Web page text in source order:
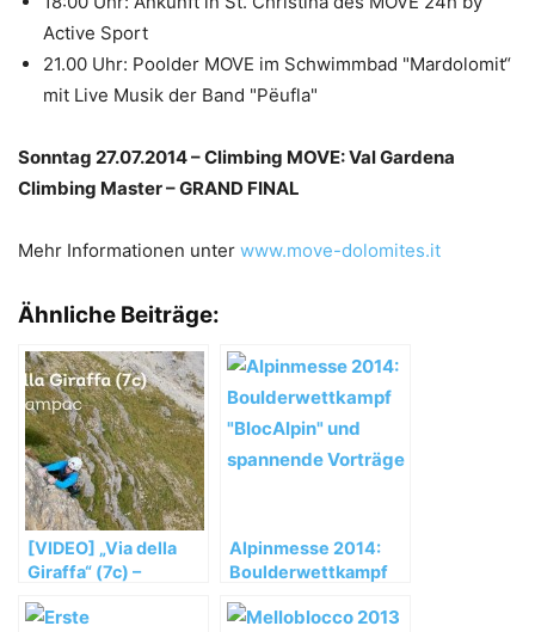
Active Sport
21.00 Uhr: Poolder MOVE im Schwimmbad "Mardolomit“
mit Live Musik der Band "Pëufla"
Sonntag 27.07.2014 – Climbing MOVE: Val Gardena
Climbing Master – GRAND FINAL
Mehr Informationen unter www.move-dolomites.it
Ähnliche Beiträge:
[VIDEO] „Via della
Giraffa“ (7c) –
Südtirol
Alpinmesse 2014:
Boulderwettkampf
spannende Vorträge